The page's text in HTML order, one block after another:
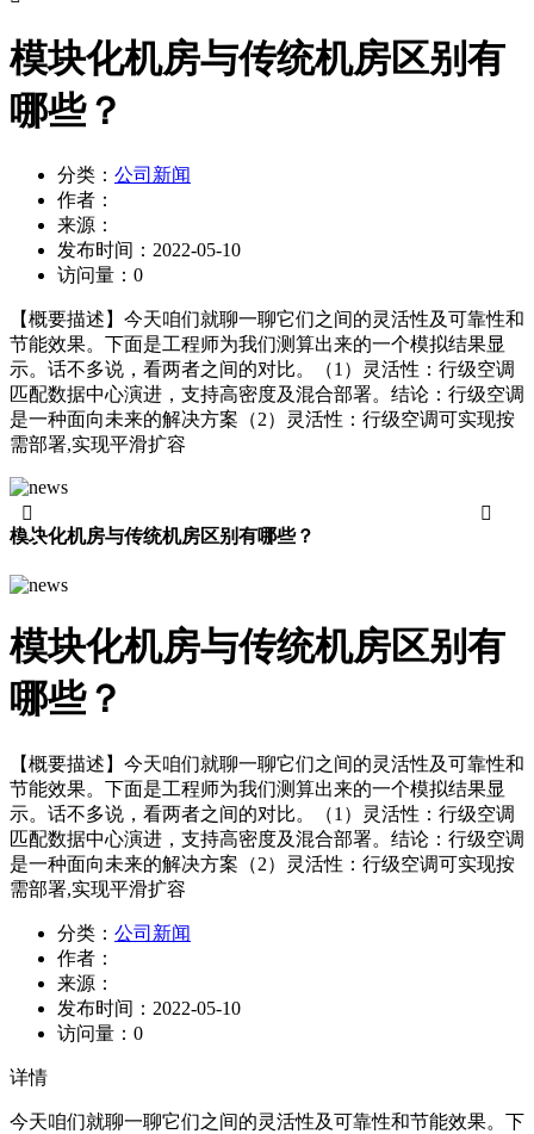
模块化机房与传统机房区别有
哪些？
分类： 公司新闻
作者：
来源：
发布时间： 2022-05-10
访问量： 0
【概要描述】 今天咱们就聊一聊它们之间的灵活性及可靠性和
节能效果。下面是工程师为我们测算出来的一个模拟结果显
示。话不多说，看两者之间的对比。（1）灵活性：行级空调
匹配数据中心演进，支持高密度及混合部署。结论：行级空调
是一种面向未来的解决方案（2）灵活性：行级空调可实现按
需部署,实现平滑扩容
模块化机房与传统机房区别有哪些？


模块化机房与传统机房区别有
哪些？
【概要描述】 今天咱们就聊一聊它们之间的灵活性及可靠性和
节能效果。下面是工程师为我们测算出来的一个模拟结果显
示。话不多说，看两者之间的对比。（1）灵活性：行级空调
匹配数据中心演进，支持高密度及混合部署。结论：行级空调
是一种面向未来的解决方案（2）灵活性：行级空调可实现按
需部署,实现平滑扩容
分类： 公司新闻
作者：
来源：
发布时间： 2022-05-10
访问量： 0
详情
今天咱们就聊一聊它们之间的灵活性及可靠性和节能效果。下